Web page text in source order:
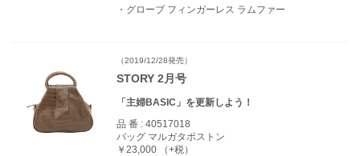
・グローブ フィンガーレス ラムファー
（2019/12/28発売）
STORY 2月号
「主婦BASIC」を更新しよう！
品 番 : 40517018
バッグ マルガタボストン
￥23,000 （+税）